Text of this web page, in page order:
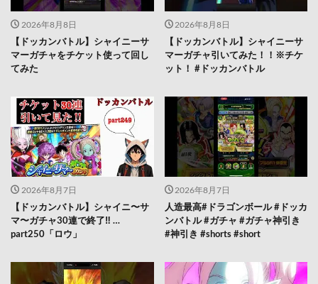
2026年8月8日
【ドッカンバトル】シャイニーサ
マーガチャをチケット使って回し
てみた
2026年8月8日
【ドッカンバトル】シャイニーサ
マーガチャ引いてみた！！※チケ
ット！ #ドッカンバトル
2026年8月7日
【ドッカンバトル】シャイニ〜サ
マ〜ガチャ30連で終了‼︎ …
part250「ロウ」
2026年8月7日
人造最高#ドラゴンボール #ドッカ
ンバトル #ガチャ #ガチャ神引き
#神引き #shorts #short